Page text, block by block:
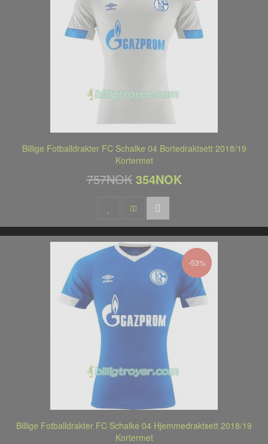
Billige Fotballdrakter FC Schalke 04 Bortedraktsett 2018/19
Kortermet
757NOK 354NOK
-53%
Billige Fotballdrakter FC Schalke 04 Hjemmedraktsett 2018/19
Kortermet